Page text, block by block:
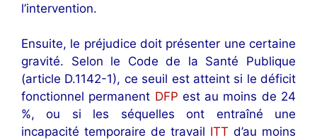
l’intervention.
Ensuite, le préjudice doit présenter une certaine
gravité. Selon le Code de la Santé Publique
(article D.1142-1), ce seuil est atteint si le déficit
fonctionnel permanent DFP est au moins de 24
%, ou si les séquelles ont entraîné une
incapacité temporaire de travail ITT d’au moins